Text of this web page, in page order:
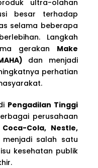
ultra-olahan
besar terhadap
selama beberapa
Langkah
gerakan Make
dan menjadi
perhatian
Pengadilan Tinggi
perusahaan
Cola, Nestle,
salah satu
kesehatan publik